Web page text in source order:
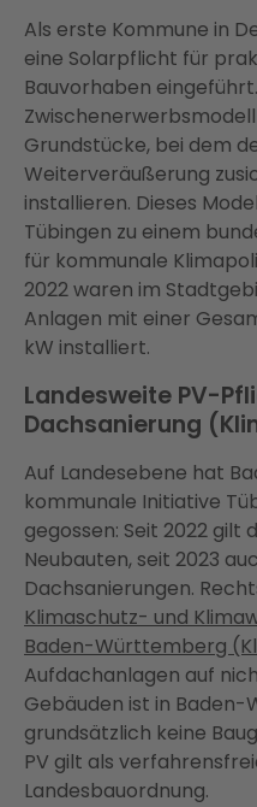
Als erste Kommune in
eine Solarpflicht für
Bauvorhaben
Grundstücke, bei dem
Weiterveräußerung
installieren. Dieses
Tübingen zu einem
für kommunale
2022 waren im
Anlagen mit einer
kW installiert.
Landesweite PV-
Dachsanierung
Auf Landesebene hat
kommunale Initiative
gegossen: Seit 2022
Neubauten, seit 2023
Dachsanierungen.
Klimaschutz- und
Baden-Württemberg
Aufdachanlagen auf
Gebäuden ist in
grundsätzlich keine
PV gilt als
Landesbauordnung.